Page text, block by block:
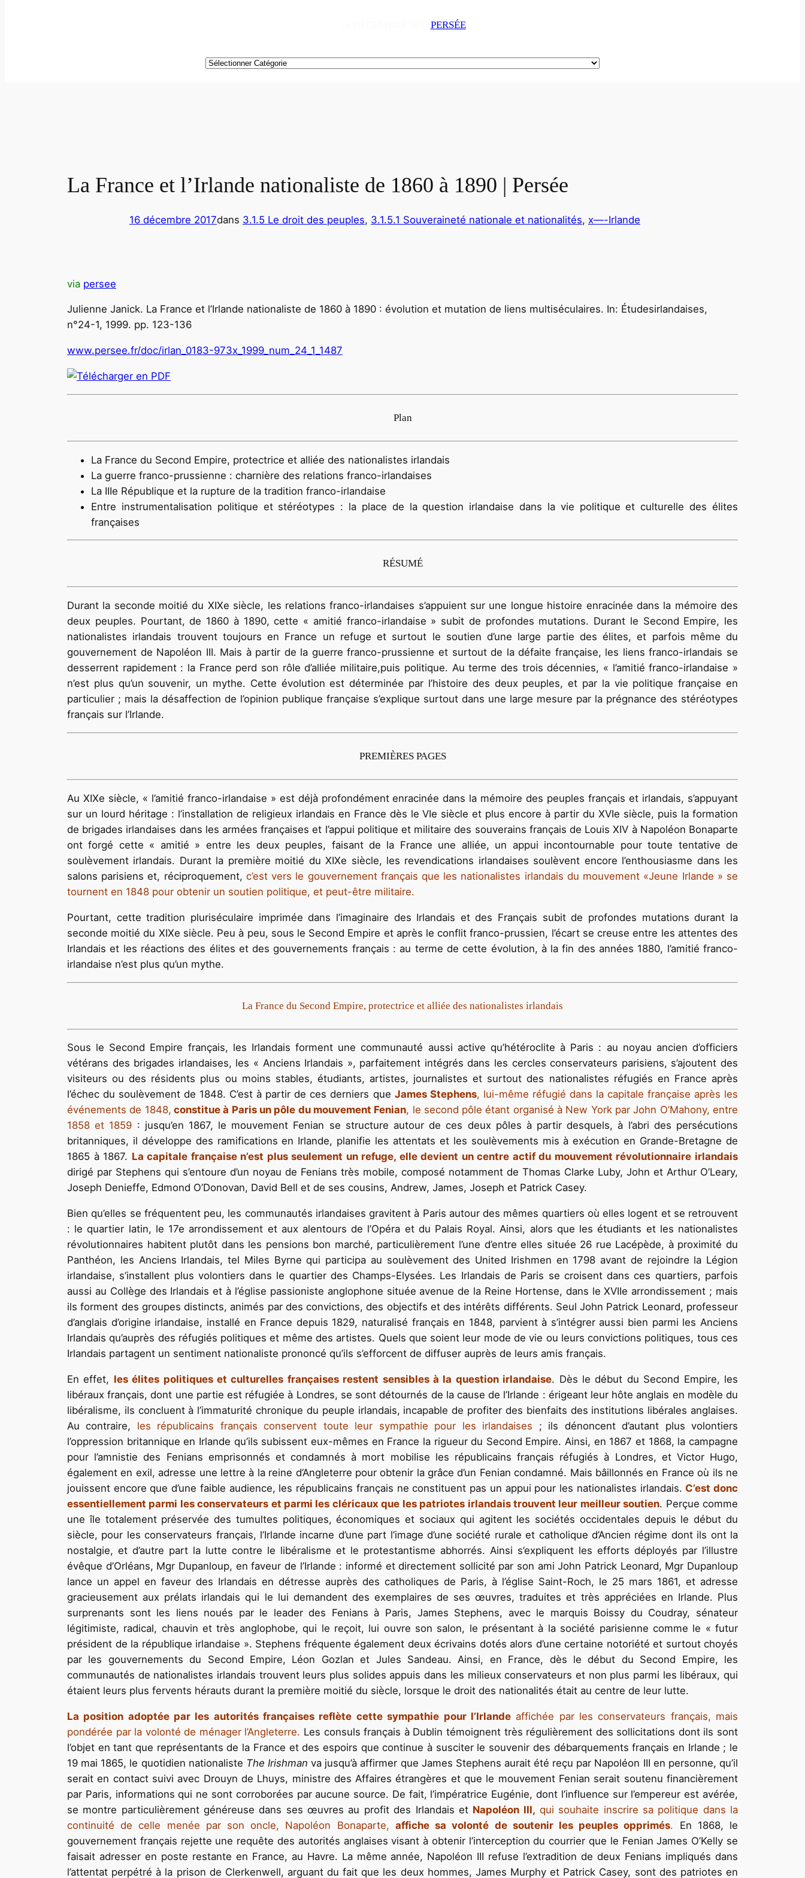
PERSÉE
Catégories
La France et l’Irlande nationaliste de 1860 à 1890 | Persée
16 décembre 2017dans 3.1.5 Le droit des peuples, 3.1.5.1 Souveraineté nationale et nationalités, x—-Irlande
via persee
Julienne Janick. La France et l’Irlande nationaliste de 1860 à 1890 : évolution et mutation de liens multiséculaires. In: Étudesirlandaises,
n°24-1, 1999. pp. 123-136
www.persee.fr/doc/irlan_0183-973x_1999_num_24_1_1487
Plan
La France du Second Empire, protectrice et alliée des nationalistes irlandais
La guerre franco-prussienne : charnière des relations franco-irlandaises
La IIIe République et la rupture de la tradition franco-irlandaise
Entre instrumentalisation politique et stéréotypes : la place de la question irlandaise dans la vie politique et culturelle des élites
françaises
RÉSUMÉ
Durant la seconde moitié du XIXe siècle, les relations franco-irlandaises s’appuient sur une longue histoire enracinée dans la mémoire des
deux peuples. Pourtant, de 1860 à 1890, cette « amitié franco-irlandaise » subit de profondes mutations. Durant le Second Empire, les
nationalistes irlandais trouvent toujours en France un refuge et surtout le soutien d’une large partie des élites, et parfois même du
gouvernement de Napoléon III. Mais à partir de la guerre franco-prussienne et surtout de la défaite française, les liens franco-irlandais se
desserrent rapidement : la France perd son rôle d’alliée militaire,puis politique. Au terme des trois décennies, « l’amitié franco-irlandaise »
n’est plus qu’un souvenir, un mythe. Cette évolution est déterminée par l’histoire des deux peuples, et par la vie politique française en
particulier ; mais la désaffection de l’opinion publique française s’explique surtout dans une large mesure par la prégnance des stéréotypes
français sur l’Irlande.
PREMIÈRES PAGES
Au XIXe siècle, « l’amitié franco-irlandaise » est déjà profondément enracinée dans la mémoire des peuples français et irlandais, s’appuyant
sur un lourd héritage : l’installation de religieux irlandais en France dès le VIe siècle et plus encore à partir du XVIe siècle, puis la formation
de brigades irlandaises dans les armées françaises et l’appui politique et militaire des souverains français de Louis XIV à Napoléon Bonaparte
ont forgé cette « amitié » entre les deux peuples, faisant de la France une alliée, un appui incontournable pour toute tentative de
soulèvement irlandais. Durant la première moitié du XIXe siècle, les revendications irlandaises soulèvent encore l’enthousiasme dans les
salons parisiens et, réciproquement, c’est vers le gouvernement français que les nationalistes irlandais du mouvement «Jeune Irlande » se
tournent en 1848 pour obtenir un soutien politique, et peut-être militaire.
Pourtant, cette tradition pluriséculaire imprimée dans l’imaginaire des Irlandais et des Français subit de profondes mutations durant la
seconde moitié du XIXe siècle. Peu à peu, sous le Second Empire et après le conflit franco-prussien, l’écart se creuse entre les attentes des
Irlandais et les réactions des élites et des gouvernements français : au terme de cette évolution, à la fin des années 1880, l’amitié franco-
irlandaise n’est plus qu’un mythe.
La France du Second Empire, protectrice et alliée des nationalistes irlandais
Sous le Second Empire français, les Irlandais forment une communauté aussi active qu’hétéroclite à Paris : au noyau ancien d’officiers
vétérans des brigades irlandaises, les « Anciens Irlandais », parfaitement intégrés dans les cercles conservateurs parisiens, s’ajoutent des
visiteurs ou des résidents plus ou moins stables, étudiants, artistes, journalistes et surtout des nationalistes réfugiés en France après
l’échec du soulèvement de 1848. C’est à partir de ces derniers que James Stephens, lui-même réfugié dans la capitale française après les
événements de 1848, constitue à Paris un pôle du mouvement Fenian, le second pôle étant organisé à New York par John O’Mahony, entre
1858 et 1859 : jusqu’en 1867, le mouvement Fenian se structure autour de ces deux pôles à partir desquels, à l’abri des persécutions
britanniques, il développe des ramifications en Irlande, planifie les attentats et les soulèvements mis à exécution en Grande-Bretagne de
1865 à 1867. La capitale française n’est plus seulement un refuge, elle devient un centre actif du mouvement révolutionnaire irlandais
dirigé par Stephens qui s’entoure d’un noyau de Fenians très mobile, composé notamment de Thomas Clarke Luby, John et Arthur O’Leary,
Joseph Denieffe, Edmond O’Donovan, David Bell et de ses cousins, Andrew, James, Joseph et Patrick Casey.
Bien qu’elles se fréquentent peu, les communautés irlandaises gravitent à Paris autour des mêmes quartiers où elles logent et se retrouvent
: le quartier latin, le 17e arrondissement et aux alentours de l’Opéra et du Palais Royal. Ainsi, alors que les étudiants et les nationalistes
révolutionnaires habitent plutôt dans les pensions bon marché, particulièrement l’une d’entre elles située 26 rue Lacépède, à proximité du
Panthéon, les Anciens Irlandais, tel Miles Byrne qui participa au soulèvement des United Irishmen en 1798 avant de rejoindre la Légion
irlandaise, s’installent plus volontiers dans le quartier des Champs-Elysées. Les Irlandais de Paris se croisent dans ces quartiers, parfois
aussi au Collège des Irlandais et à l’église passioniste anglophone située avenue de la Reine Hortense, dans le XVIIe arrondissement ; mais
ils forment des groupes distincts, animés par des convictions, des objectifs et des intérêts différents. Seul John Patrick Leonard, professeur
d’anglais d’origine irlandaise, installé en France depuis 1829, naturalisé français en 1848, parvient à s’intégrer aussi bien parmi les Anciens
Irlandais qu’auprès des réfugiés politiques et même des artistes. Quels que soient leur mode de vie ou leurs convictions politiques, tous ces
Irlandais partagent un sentiment nationaliste prononcé qu’ils s’efforcent de diffuser auprès de leurs amis français.
En effet, les élites politiques et culturelles françaises restent sensibles à la question irlandaise. Dès le début du Second Empire, les
libéraux français, dont une partie est réfugiée à Londres, se sont détournés de la cause de l’Irlande : érigeant leur hôte anglais en modèle du
libéralisme, ils concluent à l’immaturité chronique du peuple irlandais, incapable de profiter des bienfaits des institutions libérales anglaises.
Au contraire, les républicains français conservent toute leur sympathie pour les irlandaises ; ils dénoncent d’autant plus volontiers
l’oppression britannique en Irlande qu’ils subissent eux-mêmes en France la rigueur du Second Empire. Ainsi, en 1867 et 1868, la campagne
pour l’amnistie des Fenians emprisonnés et condamnés à mort mobilise les républicains français réfugiés à Londres, et Victor Hugo,
également en exil, adresse une lettre à la reine d’Angleterre pour obtenir la grâce d’un Fenian condamné. Mais bâillonnés en France où ils ne
jouissent encore que d’une faible audience, les républicains français ne constituent pas un appui pour les nationalistes irlandais. C’est donc
essentiellement parmi les conservateurs et parmi les cléricaux que les patriotes irlandais trouvent leur meilleur soutien. Perçue comme
une île totalement préservée des tumultes politiques, économiques et sociaux qui agitent les sociétés occidentales depuis le début du
siècle, pour les conservateurs français, l’Irlande incarne d’une part l’image d’une société rurale et catholique d’Ancien régime dont ils ont la
nostalgie, et d’autre part la lutte contre le libéralisme et le protestantisme abhorrés. Ainsi s’expliquent les efforts déployés par l’illustre
évêque d’Orléans, Mgr Dupanloup, en faveur de l’Irlande : informé et directement sollicité par son ami John Patrick Leonard, Mgr Dupanloup
lance un appel en faveur des Irlandais en détresse auprès des catholiques de Paris, à l’église Saint-Roch, le 25 mars 1861, et adresse
gracieusement aux prélats irlandais qui le lui demandent des exemplaires de ses œuvres, traduites et très appréciées en Irlande. Plus
surprenants sont les liens noués par le leader des Fenians à Paris, James Stephens, avec le marquis Boissy du Coudray, sénateur
légitimiste, radical, chauvin et très anglophobe, qui le reçoit, lui ouvre son salon, le présentant à la société parisienne comme le « futur
président de la république irlandaise ». Stephens fréquente également deux écrivains dotés alors d’une certaine notoriété et surtout choyés
par les gouvernements du Second Empire, Léon Gozlan et Jules Sandeau. Ainsi, en France, dès le début du Second Empire, les
communautés de nationalistes irlandais trouvent leurs plus solides appuis dans les milieux conservateurs et non plus parmi les libéraux, qui
étaient leurs plus fervents hérauts durant la première moitié du siècle, lorsque le droit des nationalités était au centre de leur lutte.
La position adoptée par les autorités françaises reflète cette sympathie pour l’Irlandeaffichée par les conservateurs français, mais
pondérée par la volonté de ménager l’Angleterre. Les consuls français à Dublin témoignent très régulièrement des sollicitations dont ils sont
l’objet en tant que représentants de la France et des espoirs que continue à susciter le souvenir des débarquements français en Irlande ; le
19 mai 1865, le quotidien nationaliste The Irishman va jusqu’à affirmer que James Stephens aurait été reçu par Napoléon III en personne, qu’il
serait en contact suivi avec Drouyn de Lhuys, ministre des Affaires étrangères et que le mouvement Fenian serait soutenu financièrement
par Paris, informations qui ne sont corroborées par aucune source. De fait, l’impératrice Eugénie, dont l’influence sur l’empereur est avérée,
se montre particulièrement généreuse dans ses œuvres au profit des Irlandais et Napoléon III, qui souhaite inscrire sa politique dans la
continuité de celle menée par son oncle, Napoléon Bonaparte, affiche sa volonté de soutenir les peuples opprimés. En 1868, le
gouvernement français rejette une requête des autorités anglaises visant à obtenir l’interception du courrier que le Fenian James O’Kelly se
faisait adresser en poste restante en France, au Havre. La même année, Napoléon III refuse l’extradition de deux Fenians impliqués dans
l’attentat perpétré à la prison de Clerkenwell, arguant du fait que les deux hommes, James Murphy et Patrick Casey, sont des patriotes en